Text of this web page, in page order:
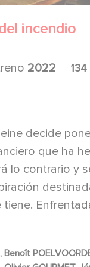
incendio
2022
134
decide
que ha
lo contrario y
que la rodean
de